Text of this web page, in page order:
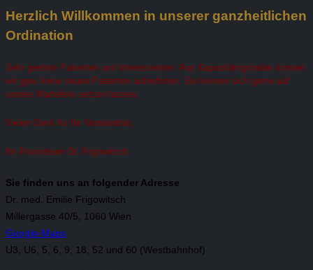
Herzlich Willkommen in unserer ganzheitlichen
Ordination
Sehr geehrte Patienten und Interessenten: Aus Kapazitätsgründen können
wir ggw. keine neuen Patienten aufnehmen. Sie können sich gerne auf
unsere Warteliste setzen lassen.
Vielen Dank für Ihr Verständnis.
Ihr Praxisteam Dr. Frigowitsch
Sie finden uns an folgender Adresse
Dr. med. Emilie Frigowitsch
Millergasse 40/5, 1060 Wien
Google-Maps
U3, U6, 5, 6, 9, 18, 52 und 60 (Westbahnhof)